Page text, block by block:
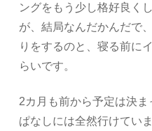
ングをもう少し格好良く
が、結局なんだかんだで
りをするのと、寝る前に
らいです。
2カ月も前から予定は決
ぱなしには全然行けてい